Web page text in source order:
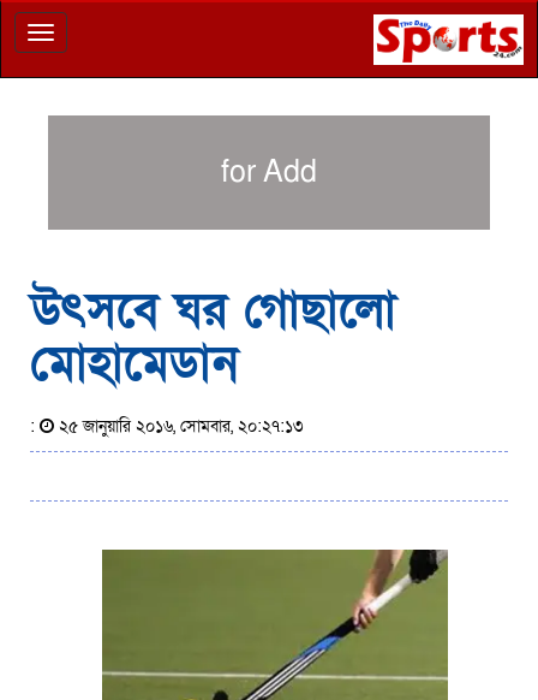
Toggle
navigation
for Add
উৎসবে ঘর গোছালো
মোহামেডান
: ২৫ জানুয়ারি ২০১৬, সোমবার, ২০:২৭:১৩